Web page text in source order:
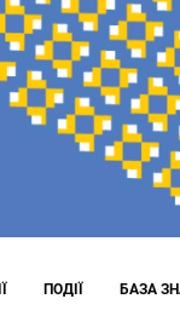
ПОДІЇ БАЗА